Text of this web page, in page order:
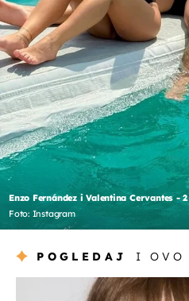
Enzo Fernández i Valentina Cervantes - 2
Foto: Instagram
POGLEDAJ I OVO